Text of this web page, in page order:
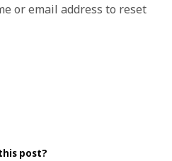
or email address to reset
post?